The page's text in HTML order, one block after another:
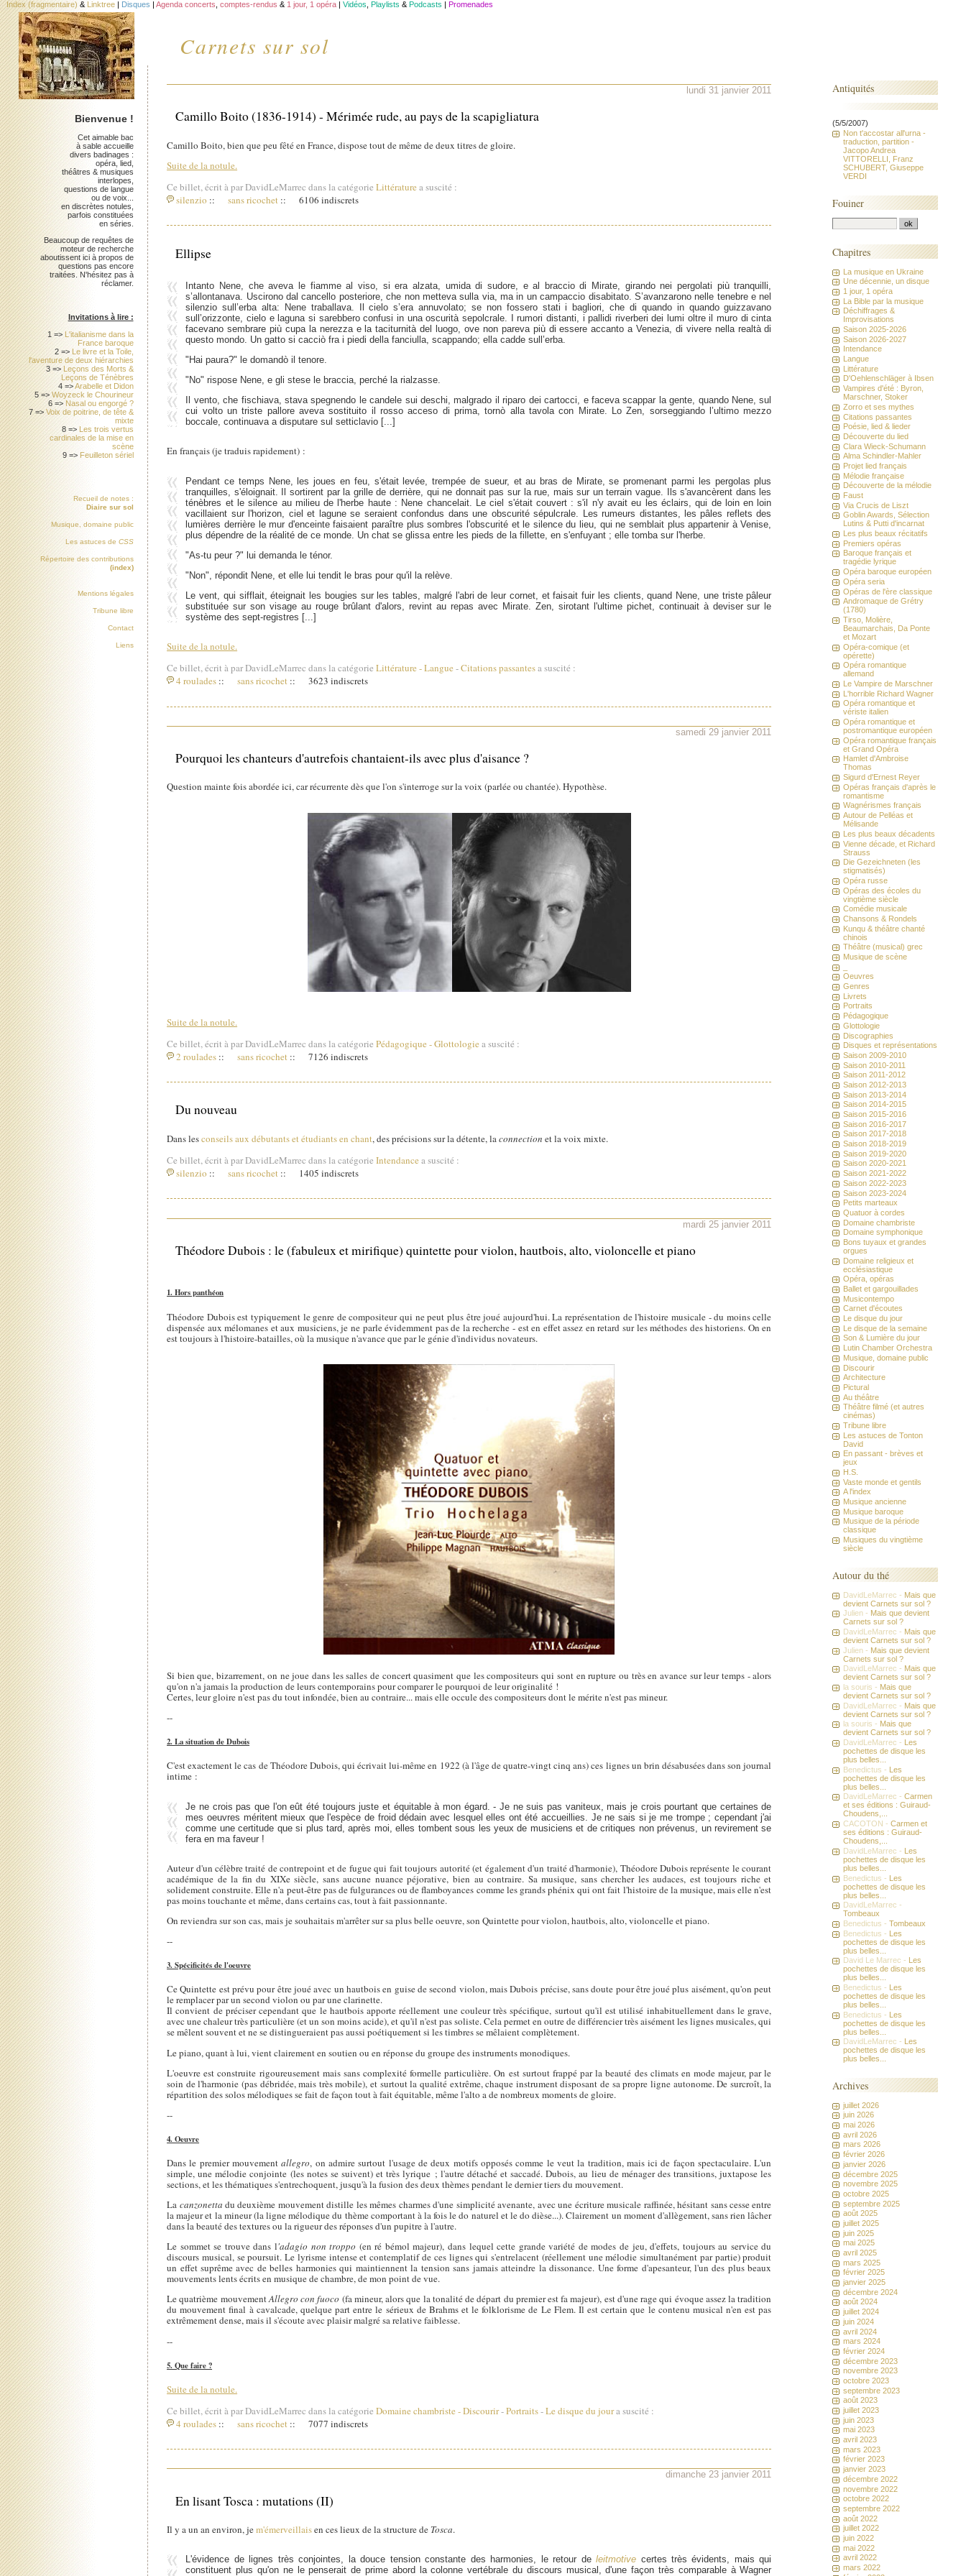
Carnets sur sol
Index (fragmentaire) & Linktree | Disques | Agenda concerts comptes-rendus & 1 jour, 1 opéra | Vidéos Playlists & Podcasts | Promenades
lundi 31 janvier 2011
Camillo Boito (1836-1914) - Mérimée rude, au pays de la scapigliatura
Camillo Boito, bien que peu fêté en France, dispose tout de même de deux titres de gloire.
Suite de la notule.
Ce billet, écrit à par DavidLeMarrec dans la catégorieLittératurea suscité :
silenzio :: sans ricochet :: 6106 indiscrets
Ellipse
Intanto Nene, che aveva le fiamme al viso, si era alzata, umida di sudore, e al braccio di Mirate, girando nei pergolati più tranquilli,
s’allontanava. Uscirono dal cancello posteriore, che non metteva sulla via, ma in un campaccio disabitato. S’avanzarono nelle tenebre e nel
silenzio sull’erba alta: Nene traballava. Il cielo s’era annuvolato; se non fossero stati i bagliori, che di quando in quando guizzavano
sull’orizzonte, cielo e laguna si sarebbero confusi in una oscurità sepolcrale. I rumori distanti, i pallidi riverberi dei lumi oltre il muro di cinta
facevano sembrare più cupa la nerezza e la taciturnità del luogo, ove non pareva più di essere accanto a Venezia, di vivere nella realtà di
questo mondo. Un gatto si cacciò fra i piedi della fanciulla, scappando; ella cadde sull’erba.
"Hai paura?" le domandò il tenore.
"No" rispose Nene, e gli stese le braccia, perché la rialzasse.
Il vento, che fischiava, stava spegnendo le candele sui deschi, malgrado il riparo dei cartocci, e faceva scappar la gente, quando Nene, sul
cui volto un triste pallore aveva sostituito il rosso acceso di prima, tornò alla tavola con Mirate. Lo Zen, sorseggiando l’ultimo mezzo
boccale, continuava a disputare sul setticlavio [...]
En français (je traduis rapidement) :
Pendant ce temps Nene, les joues en feu, s'était levée, trempée de sueur, et au bras de Mirate, se promenant parmi les pergolas plus
tranquilles, s'éloignait. Il sortirent par la grille de derrière, qui ne donnait pas sur la rue, mais sur un terrain vague. Ils s'avancèrent dans les
ténèbres et le silence au milieu de l'herbe haute : Nene chancelait. Le ciel s'était couvert : s'il n'y avait eu les éclairs, qui de loin en loin
vacillaient sur l'horizon, ciel et lagune se seraient confondus dans une obscurité sépulcrale. Les rumeurs distantes, les pâles reflets des
lumières derrière le mur d'enceinte faisaient paraître plus sombres l'obscurité et le silence du lieu, qui ne semblait plus appartenir à Venise,
plus dépendre de la réalité de ce monde. Un chat se glissa entre les pieds de la fillette, en s'enfuyant ; elle tomba sur l'herbe.
"As-tu peur ?" lui demanda le ténor.
"Non", répondit Nene, et elle lui tendit le bras pour qu'il la relève.
Le vent, qui sifflait, éteignait les bougies sur les tables, malgré l'abri de leur cornet, et faisait fuir les clients, quand Nene, une triste pâleur
substituée sur son visage au rouge brûlant d'alors, revint au repas avec Mirate. Zen, sirotant l'ultime pichet, continuait à deviser sur le
système des sept-registres [...]
Suite de la notule.
Ce billet, écrit à par DavidLeMarrec dans la catégorieLittérature-Langue-Citations passantesa suscité :
4 roulades :: sans ricochet :: 3623 indiscrets
samedi 29 janvier 2011
Pourquoi les chanteurs d'autrefois chantaient-ils avec plus d'aisance ?
Question mainte fois abordée ici, car récurrente dès que l'on s'interroge sur la voix (parlée ou chantée). Hypothèse.
Suite de la notule.
Ce billet, écrit à par DavidLeMarrec dans la catégoriePédagogique-Glottologiea suscité :
2 roulades :: sans ricochet :: 7126 indiscrets
Du nouveau
Dans lesconseils aux débutants et étudiants en chant, des précisions sur la détente, laconnection et la voix mixte.
Ce billet, écrit à par DavidLeMarrec dans la catégorieIntendancea suscité :
silenzio :: sans ricochet :: 1405 indiscrets
mardi 25 janvier 2011
Théodore Dubois : le (fabuleux et mirifique) quintette pour violon, hautbois, alto, violoncelle et piano
1. Hors panthéon
Théodore Dubois est typiquement le genre de compositeur qui ne peut plus être joué aujourd'hui. La représentation de l'histoire musicale - du moins celle
dispensée aux mélomanes et aux musiciens, je ne parle évidemment pas de la recherche - est en effet assez en retard sur les méthodes des historiens. On en
est toujours à l'histoire-batailles, où la musique n'avance que par le génie d'individus novateurs.
Si bien que, bizarrement, on ne joue dans les salles de concert quasiment que les compositeurs qui sont en rupture ou très en avance sur leur temps - alors
qu'on n'a jamais la production de leurs contemporains pour comparer le pourquoi de leur originalité !
Certes, leur gloire n'est pas du tout infondée, bien au contraire... mais elle occule des compositeurs dont le mérite n'est pas mineur.
--
2. La situation de Dubois
C'est exactement le cas de Théodore Dubois, qui écrivait lui-même en 1922 (à l'âge de quatre-vingt cinq ans) ces lignes un brin désabusées dans son journal
intime :
Je ne crois pas que l'on eût été toujours juste et équitable à mon égard. - Je ne suis pas vaniteux, mais je crois pourtant que certaines de
mes oeuvres méritent mieux que l'espèce de froid dédain avec lesquel elles ont été accueillies. Je ne sais si je me trompe ; cependant j'ai
comme une certitude que si plus tard, après moi, elles tombent sous les yeux de musiciens et de critiques non prévenus, un revirement se
fera en ma faveur !
Auteur d'un célèbre traité de contrepoint et de fugue qui fait toujours autorité (et également d'un traité d'harmonie), Théodore Dubois représente le courant
académique de la fin du XIXe siècle, sans aucune nuance péjorative, bien au contraire. Sa musique, sans chercher les audaces, est toujours riche et
solidement construite. Elle n'a peut-être pas de fulgurances ou de flamboyances comme les grands phénix qui ont fait l'histoire de la musique, mais elle n'est
pas moins touchante et même, dans certains cas, tout à fait passionnante.
On reviendra sur son cas, mais je souhaitais m'arrêter sur sa plus belle oeuvre, son Quintette pour violon, hautbois, alto, violoncelle et piano.
--
3. Spécificités de l'oeuvre
Ce Quintette est prévu pour être joué avec un hautbois en guise de second violon, mais Dubois précise, sans doute pour être joué plus aisément, qu'on peut
le remplacer par un second violon ou par une clarinette.
Il convient de préciser cependant que le hautbois apporte réellement une couleur très spécifique, surtout qu'il est utilisé inhabituellement dans le grave,
avec une chaleur très particulière (et un son moins acide), et qu'il n'est pas soliste. Cela permet en outre de différencier très aisément les lignes musicales, qui
se mêlent souvent et ne se distingueraient pas aussi poétiquement si les timbres se mêlaient complètement.
Le piano, quant à lui, vient clairement en soutien ou en réponse du groupe des instruments monodiques.
L'oeuvre est construite rigoureusement mais sans complexité formelle particulière. On est surtout frappé par la beauté des climats en mode majeur, par le
soin de l'harmonie (pas débridée, mais très mobile), et surtout la qualité extrême, chaque instrument disposant de sa propre ligne autonome. De surcroît, la
répartition des solos mélodiques se fait de façon tout à fait équitable, même l'alto a de nombreux moments de gloire.
--
4. Oeuvre
Dans le premier mouvementallegro, on admire surtout l'usage de deux motifs opposés comme le veut la tradition, mais ici de façon spectaculaire. L'un
simple, une mélodie conjointe (les notes se suivent) et très lyrique ; l'autre détaché et saccadé. Dubois, au lieu de ménager des transitions, juxtapose les
sections, et les thématiques s'entrechoquent, jusqu'à la fusion des deux thèmes pendant le dernier tiers du mouvement.
La canzonetta du deuxième mouvement distille les mêmes charmes d'une simplicité avenante, avec une écriture musicale raffinée, hésitant sans cesse entre
la majeur et la mineur (la ligne mélodique du thème comportant à la fois le do naturel et le do dièse...). Clairement un moment d'allègement, sans rien lâcher
dans la beauté des textures ou la rigueur des réponses d'un pupitre à l'autre.
Le sommet se trouve dans l'adagio non troppo (en ré bémol majeur), dans lequel cette grande variété de modes de jeu, d'effets, toujours au service du
discours musical, se poursuit. Le lyrisme intense et contemplatif de ces lignes qui s'entrelacent (réellement une mélodie simultanément par partie) produit
un effet suprême avec de belles harmonies qui maintiennent la tension sans jamais atteindre la dissonance. Une forme d'apesanteur, l'un des plus beaux
mouvements lents écrits en musique de chambre, de mon point de vue.
Le quatrième mouvementAllegro con fuoco (fa mineur, alors que la tonalité de départ du premier est fa majeur), est d'une rage qui évoque assez la tradition
du mouvement final à cavalcade, quelque part entre le sérieux de Brahms et le folklorisme de Le Flem. Il est certain que le contenu musical n'en est pas
extrêmement dense, mais il s'écoute avec plaisir malgré sa relative faiblesse.
--
5. Que faire ?
Suite de la notule.
Ce billet, écrit à par DavidLeMarrec dans la catégorieDomaine chambriste-Discourir-Portraits-Le disque du joura suscité :
4 roulades :: sans ricochet :: 7077 indiscrets
dimanche 23 janvier 2011
En lisant Tosca : mutations (II)
Il y a un an environ, jem'émerveillaisen ces lieux de la structure de Tosca.
L'évidence de lignes très conjointes, la douce tension constante des harmonies, le retour deleitmotive certes très évidents, mais qui
constituent plus qu'on ne le penserait de prime abord la colonne vertébrale du discours musical, d'une façon très comparable à Wagner
Bienvenue !
Cet aimable bac
à sable accueille
divers badinages :
opéra, lied,
théâtres & musiques
interlopes,
questions de langue
ou de voix...
en discrètes notules,
parfois constituées
en séries.
Beaucoup de requêtes de
moteur de recherche
aboutissent ici à propos de
questions pas encore
traitées. N'hésitez pas à
réclamer.
Invitations à lire :
1 => L'italianisme dans la
France baroque
2 => Le livre et la Toile,
l'aventure de deux hiérarchies
3 => Leçons des Morts &
Leçons de Ténèbres
4 =>Arabelle et Didon
5 =>Woyzeck le Chourineur
6 => Nasal ou engorgé ?
7 =>Voix de poitrine, de tête &
mixte
8 => Les trois vertus
cardinales de la mise en
scène
9 => Feuilleton sériel
Recueil de notes :
Diaire sur sol
Musique, domaine public
Les astuces de CSS
Répertoire des contributions
(index)
Mentions légales
Tribune libre
Contact
Liens
Antiquités
(5/5/2007)
Non t'accostar all'urna -
traduction, partition -
Jacopo Andrea
VITTORELLI, Franz
SCHUBERT, Giuseppe
VERDI
Fouiner
Chapitres
La musique en Ukraine
Une décennie, un disque
1 jour, 1 opéra
La Bible par la musique
Déchiffrages &
Improvisations
Saison 2025-2026
Saison 2026-2027
Intendance
Langue
Littérature
D'Oehlenschläger à Ibsen
Vampires d'été : Byron,
Marschner, Stoker
Zorro et ses mythes
Citations passantes
Poésie, lied & lieder
Découverte du lied
Clara Wieck-Schumann
Alma Schindler-Mahler
Projet lied français
Mélodie française
Découverte de la mélodie
Faust
Via Crucis de Liszt
Goblin Awards, Sélection
Lutins & Putti d'incarnat
Les plus beaux récitatifs
Premiers opéras
Baroque français et
tragédie lyrique
Opéra baroque européen
Opéra seria
Opéras de l'ère classique
Andromaque de Grétry
(1780)
Tirso, Molière,
Beaumarchais, Da Ponte
et Mozart
Opéra-comique (et
opérette)
Opéra romantique
allemand
Le Vampire de Marschner
L'horrible Richard Wagner
Opéra romantique et
vériste italien
Opéra romantique et
postromantique européen
Opéra romantique français
et Grand Opéra
Hamlet d'Ambroise
Thomas
Sigurd d'Ernest Reyer
Opéras français d'après le
romantisme
Wagnérismes français
Autour de Pelléas et
Mélisande
Les plus beaux décadents
Vienne décade, et Richard
Strauss
Die Gezeichneten (les
stigmatisés)
Opéra russe
Opéras des écoles du
vingtième siècle
Comédie musicale
Chansons & Rondels
Kunqu & théâtre chanté
chinois
Théâtre (musical) grec
Musique de scène
Oeuvres
Genres
Livrets
Portraits
Pédagogique
Glottologie
Discographies
Disques et représentations
Saison 2009-2010
Saison 2010-2011
Saison 2011-2012
Saison 2012-2013
Saison 2013-2014
Saison 2014-2015
Saison 2015-2016
Saison 2016-2017
Saison 2017-2018
Saison 2018-2019
Saison 2019-2020
Saison 2020-2021
Saison 2021-2022
Saison 2022-2023
Saison 2023-2024
Petits marteaux
Quatuor à cordes
Domaine chambriste
Domaine symphonique
Bons tuyaux et grandes
orgues
Domaine religieux et
ecclésiastique
Opéra, opéras
Ballet et gargouillades
Musicontempo
Carnet d'écoutes
Le disque du jour
Le disque de la semaine
Son & Lumière du jour
Lutin Chamber Orchestra
Musique, domaine public
Discourir
Architecture
Pictural
Au théâtre
Théâtre filmé (et autres
cinémas)
Tribune libre
Les astuces de Tonton
David
En passant - brèves et
jeux
H.S.
Vaste monde et gentils
A l'index
Musique ancienne
Musique baroque
Musique de la période
classique
Musiques du vingtième
siècle
Autour du thé
DavidLeMarrec - Mais que
devient Carnets sur sol ?
Julien - Mais que devient
Carnets sur sol ?
DavidLeMarrec - Mais que
devient Carnets sur sol ?
Julien - Mais que devient
Carnets sur sol ?
DavidLeMarrec - Mais que
devient Carnets sur sol ?
la souris - Mais que
devient Carnets sur sol ?
DavidLeMarrec - Mais que
devient Carnets sur sol ?
la souris - Mais que
devient Carnets sur sol ?
DavidLeMarrec - Les
pochettes de disque les
plus belles...
Benedictus - Les
pochettes de disque les
plus belles...
DavidLeMarrec -Carmen
et ses éditions : Guiraud-
Choudens,...
CACOTON -Carmen et
ses éditions : Guiraud-
Choudens,...
DavidLeMarrec - Les
pochettes de disque les
plus belles...
Benedictus - Les
pochettes de disque les
plus belles...
DavidLeMarrec -
Tombeaux
Benedictus -Tombeaux
Benedictus - Les
pochettes de disque les
plus belles...
David Le Marrec -
Les
pochettes de disque les
plus belles...
Benedictus - Les
pochettes de disque les
plus belles...
Benedictus - Les
pochettes de disque les
plus belles...
DavidLeMarrec -
Les
pochettes de disque les
plus belles...
Archives
juillet 2026
juin 2026
mai 2026
avril 2026
mars 2026
février 2026
janvier 2026
décembre 2025
novembre 2025
octobre 2025
septembre 2025
août 2025
juillet 2025
juin 2025
mai 2025
avril 2025
mars 2025
février 2025
janvier 2025
décembre 2024
août 2024
juillet 2024
juin 2024
avril 2024
mars 2024
février 2024
décembre 2023
novembre 2023
octobre 2023
septembre 2023
août 2023
juillet 2023
juin 2023
mai 2023
avril 2023
mars 2023
février 2023
janvier 2023
décembre 2022
novembre 2022
octobre 2022
septembre 2022
août 2022
juillet 2022
juin 2022
mai 2022
avril 2022
mars 2022